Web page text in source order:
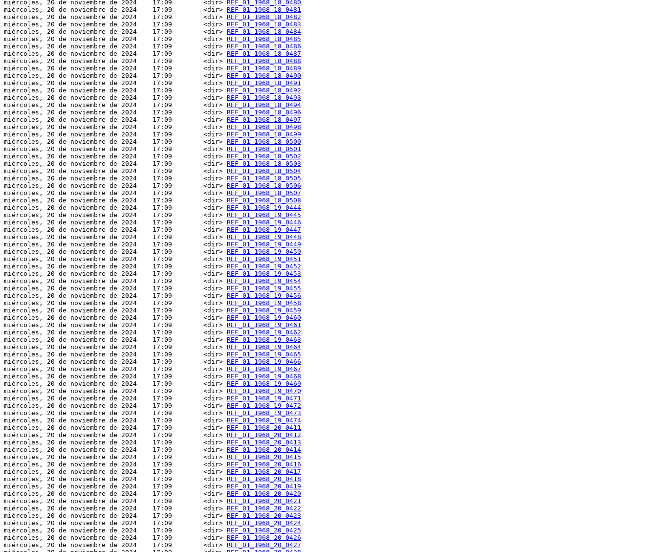
miércoles, 20 de noviembre de 2024    17:09        <dir> REF_01_1968_18_0480
miércoles, 20 de noviembre de 2024    17:09        <dir> REF_01_1968_18_0481
miércoles, 20 de noviembre de 2024    17:09        <dir> REF_01_1968_18_0482
miércoles, 20 de noviembre de 2024    17:09        <dir> REF_01_1968_18_0483
miércoles, 20 de noviembre de 2024    17:09        <dir> REF_01_1968_18_0484
miércoles, 20 de noviembre de 2024    17:09        <dir> REF_01_1968_18_0485
miércoles, 20 de noviembre de 2024    17:09        <dir> REF_01_1968_18_0486
miércoles, 20 de noviembre de 2024    17:09        <dir> REF_01_1968_18_0487
miércoles, 20 de noviembre de 2024    17:09        <dir> REF_01_1968_18_0488
miércoles, 20 de noviembre de 2024    17:09        <dir> REF_01_1968_18_0489
miércoles, 20 de noviembre de 2024    17:09        <dir> REF_01_1968_18_0490
miércoles, 20 de noviembre de 2024    17:09        <dir> REF_01_1968_18_0491
miércoles, 20 de noviembre de 2024    17:09        <dir> REF_01_1968_18_0492
miércoles, 20 de noviembre de 2024    17:09        <dir> REF_01_1968_18_0493
miércoles, 20 de noviembre de 2024    17:09        <dir> REF_01_1968_18_0494
miércoles, 20 de noviembre de 2024    17:09        <dir> REF_01_1968_18_0496
miércoles, 20 de noviembre de 2024    17:09        <dir> REF_01_1968_18_0497
miércoles, 20 de noviembre de 2024    17:09        <dir> REF_01_1968_18_0498
miércoles, 20 de noviembre de 2024    17:09        <dir> REF_01_1968_18_0499
miércoles, 20 de noviembre de 2024    17:09        <dir> REF_01_1968_18_0500
miércoles, 20 de noviembre de 2024    17:09        <dir> REF_01_1968_18_0501
miércoles, 20 de noviembre de 2024    17:09        <dir> REF_01_1968_18_0502
miércoles, 20 de noviembre de 2024    17:09        <dir> REF_01_1968_18_0503
miércoles, 20 de noviembre de 2024    17:09        <dir> REF_01_1968_18_0504
miércoles, 20 de noviembre de 2024    17:09        <dir> REF_01_1968_18_0505
miércoles, 20 de noviembre de 2024    17:09        <dir> REF_01_1968_18_0506
miércoles, 20 de noviembre de 2024    17:09        <dir> REF_01_1968_18_0507
miércoles, 20 de noviembre de 2024    17:09        <dir> REF_01_1968_18_0508
miércoles, 20 de noviembre de 2024    17:09        <dir> REF_01_1968_19_0444
miércoles, 20 de noviembre de 2024    17:09        <dir> REF_01_1968_19_0445
miércoles, 20 de noviembre de 2024    17:09        <dir> REF_01_1968_19_0446
miércoles, 20 de noviembre de 2024    17:09        <dir> REF_01_1968_19_0447
miércoles, 20 de noviembre de 2024    17:09        <dir> REF_01_1968_19_0448
miércoles, 20 de noviembre de 2024    17:09        <dir> REF_01_1968_19_0449
miércoles, 20 de noviembre de 2024    17:09        <dir> REF_01_1968_19_0450
miércoles, 20 de noviembre de 2024    17:09        <dir> REF_01_1968_19_0451
miércoles, 20 de noviembre de 2024    17:09        <dir> REF_01_1968_19_0452
miércoles, 20 de noviembre de 2024    17:09        <dir> REF_01_1968_19_0453
miércoles, 20 de noviembre de 2024    17:09        <dir> REF_01_1968_19_0454
miércoles, 20 de noviembre de 2024    17:09        <dir> REF_01_1968_19_0455
miércoles, 20 de noviembre de 2024    17:09        <dir> REF_01_1968_19_0456
miércoles, 20 de noviembre de 2024    17:09        <dir> REF_01_1968_19_0458
miércoles, 20 de noviembre de 2024    17:09        <dir> REF_01_1968_19_0459
miércoles, 20 de noviembre de 2024    17:09        <dir> REF_01_1968_19_0460
miércoles, 20 de noviembre de 2024    17:09        <dir> REF_01_1968_19_0461
miércoles, 20 de noviembre de 2024    17:09        <dir> REF_01_1968_19_0462
miércoles, 20 de noviembre de 2024    17:09        <dir> REF_01_1968_19_0463
miércoles, 20 de noviembre de 2024    17:09        <dir> REF_01_1968_19_0464
miércoles, 20 de noviembre de 2024    17:09        <dir> REF_01_1968_19_0465
miércoles, 20 de noviembre de 2024    17:09        <dir> REF_01_1968_19_0466
miércoles, 20 de noviembre de 2024    17:09        <dir> REF_01_1968_19_0467
miércoles, 20 de noviembre de 2024    17:09        <dir> REF_01_1968_19_0468
miércoles, 20 de noviembre de 2024    17:09        <dir> REF_01_1968_19_0469
miércoles, 20 de noviembre de 2024    17:09        <dir> REF_01_1968_19_0470
miércoles, 20 de noviembre de 2024    17:09        <dir> REF_01_1968_19_0471
miércoles, 20 de noviembre de 2024    17:09        <dir> REF_01_1968_19_0472
miércoles, 20 de noviembre de 2024    17:09        <dir> REF_01_1968_19_0473
miércoles, 20 de noviembre de 2024    17:09        <dir> REF_01_1968_19_0474
miércoles, 20 de noviembre de 2024    17:09        <dir> REF_01_1968_20_0411
miércoles, 20 de noviembre de 2024    17:09        <dir> REF_01_1968_20_0412
miércoles, 20 de noviembre de 2024    17:09        <dir> REF_01_1968_20_0413
miércoles, 20 de noviembre de 2024    17:09        <dir> REF_01_1968_20_0414
miércoles, 20 de noviembre de 2024    17:09        <dir> REF_01_1968_20_0415
miércoles, 20 de noviembre de 2024    17:09        <dir> REF_01_1968_20_0416
miércoles, 20 de noviembre de 2024    17:09        <dir> REF_01_1968_20_0417
miércoles, 20 de noviembre de 2024    17:09        <dir> REF_01_1968_20_0418
miércoles, 20 de noviembre de 2024    17:09        <dir> REF_01_1968_20_0419
miércoles, 20 de noviembre de 2024    17:09        <dir> REF_01_1968_20_0420
miércoles, 20 de noviembre de 2024    17:09        <dir> REF_01_1968_20_0421
miércoles, 20 de noviembre de 2024    17:09        <dir> REF_01_1968_20_0422
miércoles, 20 de noviembre de 2024    17:09        <dir> REF_01_1968_20_0423
miércoles, 20 de noviembre de 2024    17:09        <dir> REF_01_1968_20_0424
miércoles, 20 de noviembre de 2024    17:09        <dir> REF_01_1968_20_0425
miércoles, 20 de noviembre de 2024    17:09        <dir> REF_01_1968_20_0426
miércoles, 20 de noviembre de 2024    17:09        <dir> REF_01_1968_20_0427